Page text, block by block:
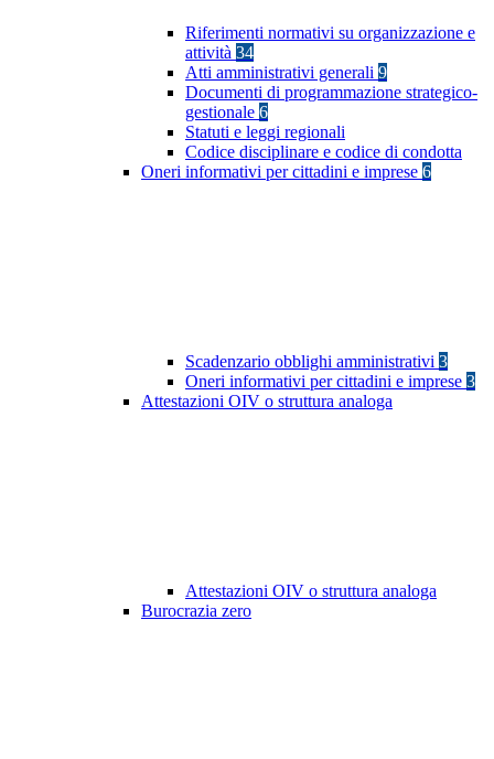
Riferimenti normativi su organizzazione e
attività 34
Atti amministrativi generali 9
Documenti di programmazione strategico-
gestionale 6
Statuti e leggi regionali
Codice disciplinare e codice di condotta
Oneri informativi per cittadini e imprese 6
Scadenzario obblighi amministrativi 3
Oneri informativi per cittadini e imprese 3
Attestazioni OIV o struttura analoga
Attestazioni OIV o struttura analoga
Burocrazia zero